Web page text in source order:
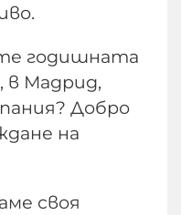
годишната
в Мадрид,
Добро
на
своя